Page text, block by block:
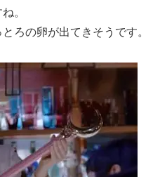
。
ろの卵が出てきそうです。